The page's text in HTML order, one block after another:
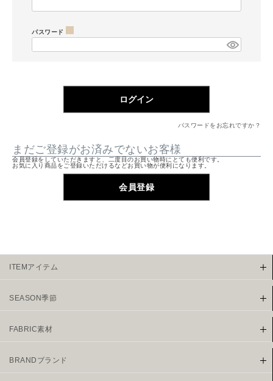
パスワード
必
須
ログイン
パスワードをお忘れですか？
まだご登録がお済みでないお客様
会員登録をしていただきますと、二度目のお買い物時にとても便利です。
お気に入り商品をご登録いただけるなどお買い物が便利になります。
会員登録
ITEMアイテム
SEASON季節
FABRIC素材
BRANDブランド